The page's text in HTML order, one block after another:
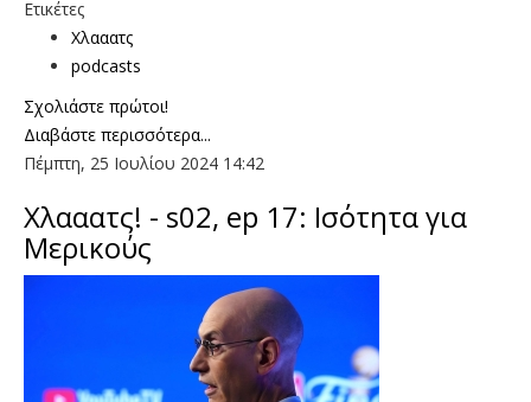
Ετικέτες
Χλααατς
podcasts
Σχολιάστε πρώτοι!
Διαβάστε περισσότερα...
Πέμπτη, 25 Ιουλίου 2024 14:42
Χλααατς! - s02, ep 17: Ισότητα για
Μερικούς